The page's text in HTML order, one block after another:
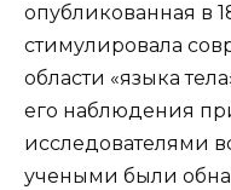
опубликованная в
стимулировала
области «языка
его наблюдения
исследователями
учеными были